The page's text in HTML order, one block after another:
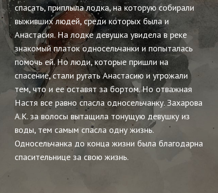
спасать, приплыла лодка, на которую собирали
выживших людей, среди которых была и
Анастасия. На лодке девушка увидела в реке
знакомый платок односельчанки и попыталась
помочь ей. Но люди, которые пришли на
спасение, стали ругать Анастасию и угрожали
тем, что и ее оставят за бортом. Но отважная
Настя все равно спасла односельчанку. Захарова
А.К. за волосы вытащила тонущую девушку из
воды, тем самым спасла одну жизнь.
Односельчанка до конца жизни была благодарна
спасительнице за свою жизнь.